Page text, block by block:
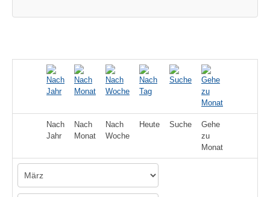
Nach
Jahr
Nach
Monat
Nach
Woche
Heute Suche
Gehe
zu
Monat